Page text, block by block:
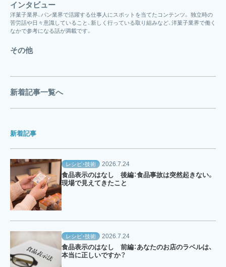
インタビュー
洋菓子業界、パン業界で活躍する仕事人にスポットを当てたコンテンツ。 独立時の
苦労話や日々意識していること、新しく行っている取り組みなど、洋菓子業界で働く
なかで参考になる話が満載です。
その他
新着記事一覧へ
新着記事
レシピ・技術 2026.7.24
食品表示のはなし 後編：食品事故は突然起きない。
現場で見えてきたこと
レシピ・技術 2026.7.24
食品表示のはなし 前編：あなたのお店のラベルは、
本当に正しいですか？